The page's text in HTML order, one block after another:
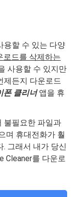
용할 수 있는 다양
로드를 삭제하는
사용할 수 있지만
제든지 다운로드
폰 클리너앱을 휴
불필요한 파일과
며 휴대전화가 훨
그래서 내가 당신
Cleaner를 다운로